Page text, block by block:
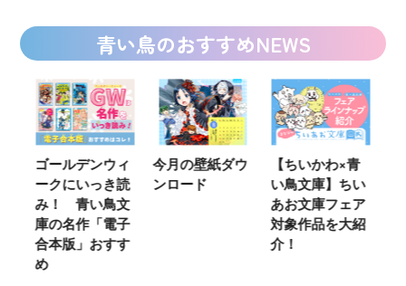
青い鳥のおすすめNEWS
ゴールデンウィ
ークにいっき読
み！ 青い鳥文
庫の名作「電子
合本版」おすす
め
今月の壁紙ダウ
ンロード
【ちいかわ×青
い鳥文庫】ちい
あお文庫フェア
対象作品を大紹
介！